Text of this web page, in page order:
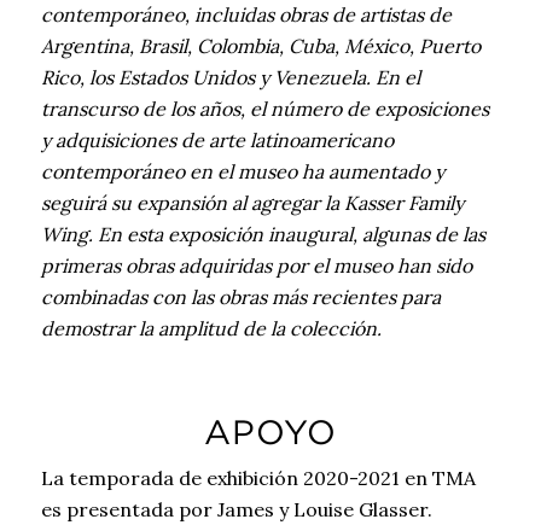
contemporáneo, incluidas obras de artistas de
Argentina, Brasil, Colombia, Cuba, México, Puerto
Rico, los Estados Unidos y Venezuela. En el
transcurso de los años, el número de exposiciones
y adquisiciones de arte latinoamericano
contemporáneo en el museo ha aumentado y
seguirá su expansión al agregar la Kasser Family
Wing. En esta exposición inaugural, algunas de las
primeras obras adquiridas por el museo han sido
combinadas con las obras más recientes para
demostrar la amplitud de la colección.
APOYO
La temporada de exhibición 2020-2021 en TMA
es presentada por James y Louise Glasser.